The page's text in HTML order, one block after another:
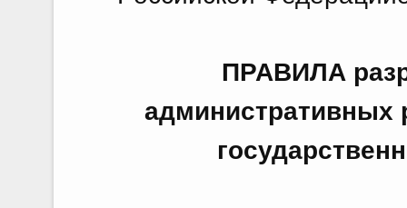
ПРАВИЛА
административных